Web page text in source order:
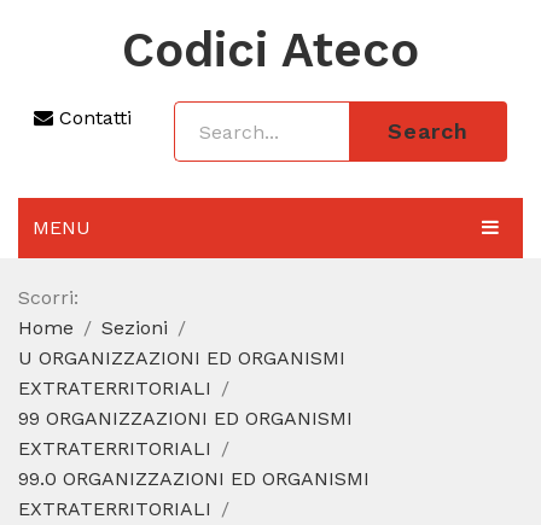
Codici Ateco
Contatti
Search
MENU
AGGIORNAMENTO 2025
SEZIONI
CODICE ATECO A COSA SERVE
CODICE FISCALE
Scorri:
Home
Sezioni
U ORGANIZZAZIONI ED ORGANISMI
EXTRATERRITORIALI
99 ORGANIZZAZIONI ED ORGANISMI
EXTRATERRITORIALI
99.0 ORGANIZZAZIONI ED ORGANISMI
EXTRATERRITORIALI